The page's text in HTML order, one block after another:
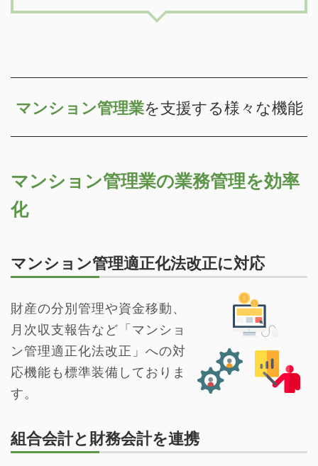
マンション管理業を支援する様々な機能
マンション管理業の業務管理を効率
化
マンション管理適正化法改正に対応
財産の分別管理や資金移動、
月次収支報告など「マンショ
ン管理適正化法改正」への対
応機能も標準装備しておりま
す。
組合会計と財務会計を連携